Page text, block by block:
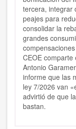
tercera, integrar
peajes para
consolidar la
grandes
CEOE comparte
Antonio
informe que las
ley 7/2026 van
advirtió de que
bastan.